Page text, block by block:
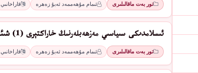
تور بەت ماقالىلىرى ئىمام مۇھەممەد ئەبۇ زەھرە قاراخانىي
ئىسلامدىكى سىياسىي مەزھەبلەرنىڭ خاراكتېرى (1) شىئە
تور بەت ماقالىلىرى ئىمام مۇھەممەد ئەبۇ زەھرە قاراخانىي